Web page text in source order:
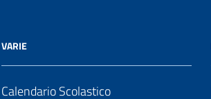
VARIE
Calendario Scolastico